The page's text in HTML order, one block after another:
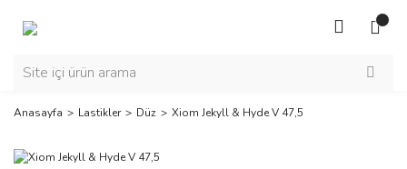
Anasayfa Lastikler Düz Xiom Jekyll & Hyde V 47,5